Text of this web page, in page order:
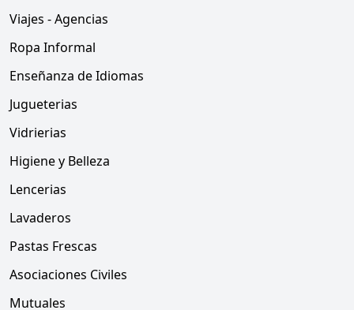
Viajes - Agencias
Ropa Informal
Enseñanza de Idiomas
Jugueterias
Vidrierias
Higiene y Belleza
Lencerias
Lavaderos
Pastas Frescas
Asociaciones Civiles
Mutuales